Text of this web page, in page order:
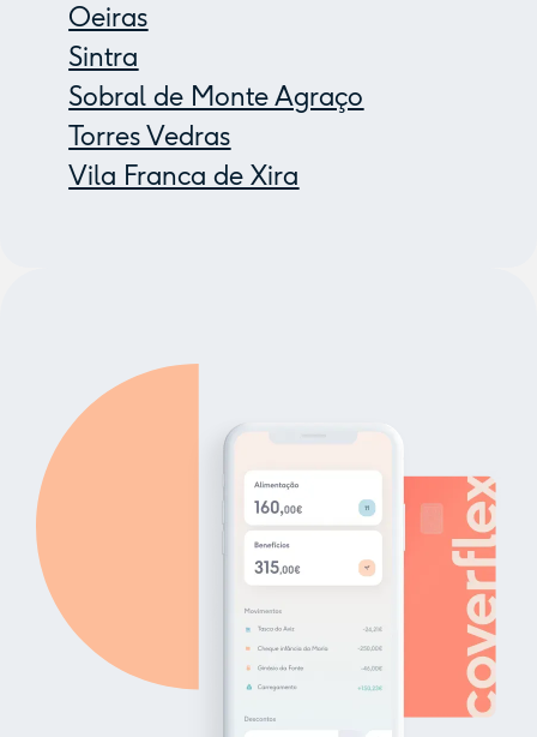
Oeiras
Sintra
Sobral de Monte Agraço
Torres Vedras
Vila Franca de Xira